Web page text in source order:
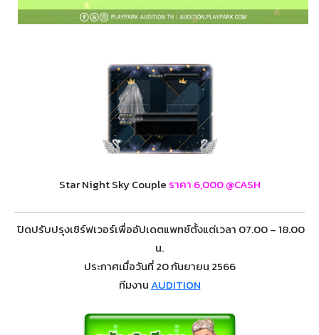
Star Night Sky Couple ราคา 6,000 @CASH
ปิดปรับปรุงเซิร์ฟเวอร์เพื่ออัปเดตแพทช์ตั้งแต่เวลา 07.00 – 18.00
น.
ประกาศเมื่อวันที่ 20 กันยายน 2566
ทีมงานAUDITION